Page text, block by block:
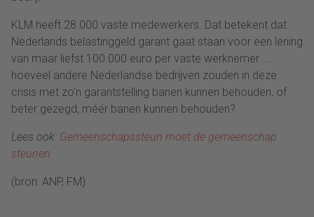
KLM heeft 28.000 vaste medewerkers. Dat betekent dat
Nederlands belastinggeld garant gaat staan voor een lening
van maar liefst 100.000 euro per vaste werknemer …
hoeveel andere Nederlandse bedrijven zouden in deze
crisis met zo'n garantstelling banen kunnen behouden, of
beter gezegd, méér banen kunnen behouden?
Lees ook: Gemeenschapssteun moet de gemeenschap
steunen
(bron: ANP, FM)